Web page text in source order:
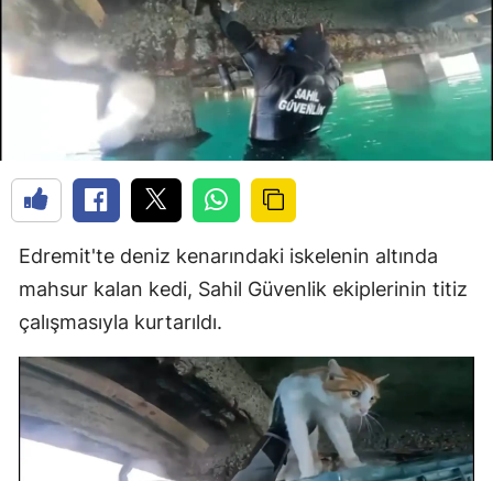
Edremit'te deniz kenarındaki iskelenin altında
mahsur kalan kedi, Sahil Güvenlik ekiplerinin titiz
çalışmasıyla kurtarıldı.